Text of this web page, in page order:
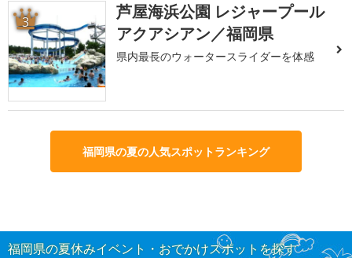
3
芦屋海浜公園 レジャープール
アクアシアン／福岡県
県内最長のウォータースライダーを体感
福岡県の夏の人気スポットランキング
福岡県の夏休みイベント・おでかけスポットを探す